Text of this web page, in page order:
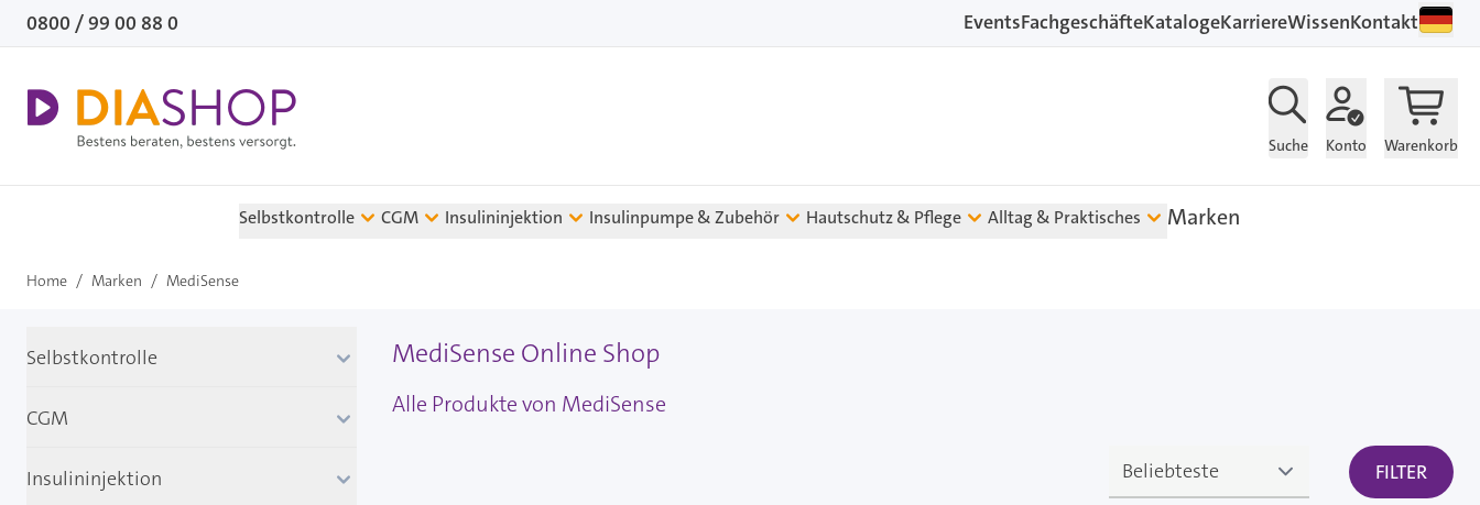
Direkt zum Inhalt
0800 / 99 00 88 0 EventsFachgeschäfteKatalogeKarriereWissenKontakt
Suche Konto Warenkorb
Selbstkontrolle CGM Insulininjektion Insulinpumpe & Zubehör Hautschutz & Pflege Alltag & Praktisches Marken
Home / Marken / MediSense
MediSense Online Shop
Alle Produkte von MediSense
FILTER
Selbstkontrolle
CGM
Insulininjektion